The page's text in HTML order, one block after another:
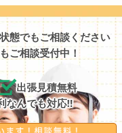
態でもご相談ください
ご相談受付中！
出張見積無料
なんでも対応!!